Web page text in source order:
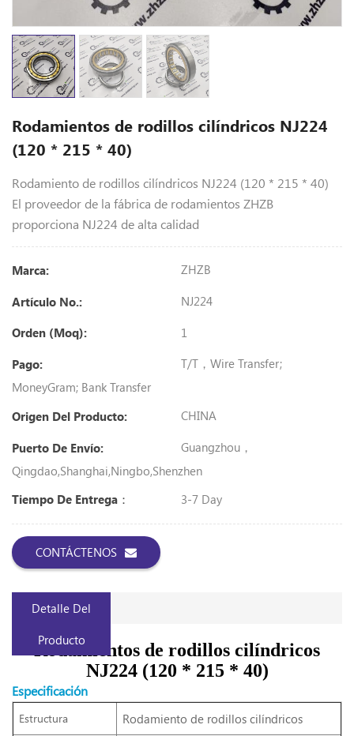
Rodamientos de rodillos cilíndricos NJ224
(120 * 215 * 40)
Rodamiento de rodillos cilíndricos NJ224 (120 * 215 * 40)
El proveedor de la fábrica de rodamientos ZHZB
proporciona NJ224 de alta calidad
Marca: ZHZB
Artículo No.: NJ224
Orden (Moq): 1
Pago:
T/T，Wire Transfer;
MoneyGram; Bank Transfer
Origen Del Producto:
CHINA
Puerto De Envío:
Guangzhou，
Qingdao,Shanghai,Ningbo,Shenzhen
Tiempo De Entrega：
3-7 Day
CONTÁCTENOS
Detalle Del
Producto
Rodamientos de rodillos cilíndricos
NJ224 (120 * 215 * 40)
Especificación
Estructura Rodamiento de rodillos cilíndricos